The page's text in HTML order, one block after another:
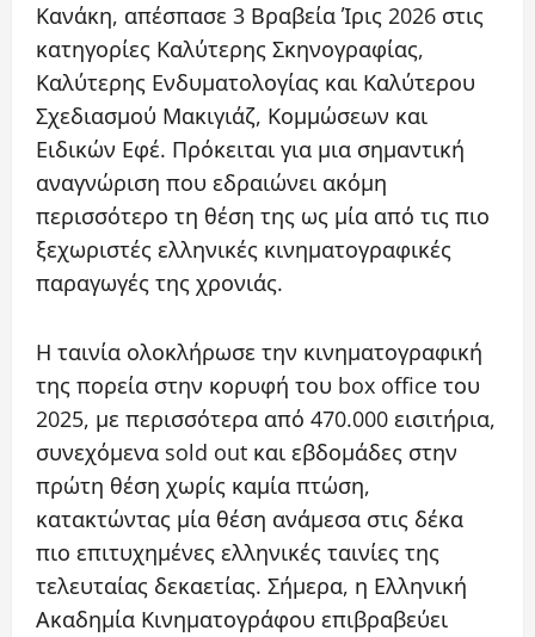
Κανάκη, απέσπασε 3 Βραβεία Ίρις 2026 στις
κατηγορίες Καλύτερης Σκηνογραφίας,
Καλύτερης Ενδυματολογίας και Καλύτερου
Σχεδιασμού Μακιγιάζ, Κομμώσεων και
Ειδικών Εφέ. Πρόκειται για μια σημαντική
αναγνώριση που εδραιώνει ακόμη
περισσότερο τη θέση της ως μία από τις πιο
ξεχωριστές ελληνικές κινηματογραφικές
παραγωγές της χρονιάς.
Η ταινία ολοκλήρωσε την κινηματογραφική
της πορεία στην κορυφή του box office του
2025, με περισσότερα από 470.000 εισιτήρια,
συνεχόμενα sold out και εβδομάδες στην
πρώτη θέση χωρίς καμία πτώση,
κατακτώντας μία θέση ανάμεσα στις δέκα
πιο επιτυχημένες ελληνικές ταινίες της
τελευταίας δεκαετίας. Σήμερα, η Ελληνική
Ακαδημία Κινηματογράφου επιβραβεύει